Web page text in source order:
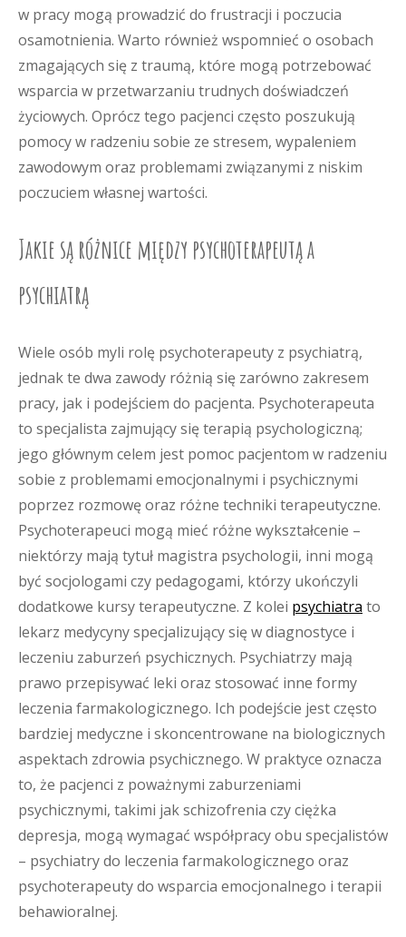
w pracy mogą prowadzić do frustracji i poczucia
osamotnienia. Warto również wspomnieć o osobach
zmagających się z traumą, które mogą potrzebować
wsparcia w przetwarzaniu trudnych doświadczeń
życiowych. Oprócz tego pacjenci często poszukują
pomocy w radzeniu sobie ze stresem, wypaleniem
zawodowym oraz problemami związanymi z niskim
poczuciem własnej wartości.
Jakie są różnice między psychoterapeutą a
psychiatrą
Wiele osób myli rolę psychoterapeuty z psychiatrą,
jednak te dwa zawody różnią się zarówno zakresem
pracy, jak i podejściem do pacjenta. Psychoterapeuta
to specjalista zajmujący się terapią psychologiczną;
jego głównym celem jest pomoc pacjentom w radzeniu
sobie z problemami emocjonalnymi i psychicznymi
poprzez rozmowę oraz różne techniki terapeutyczne.
Psychoterapeuci mogą mieć różne wykształcenie –
niektórzy mają tytuł magistra psychologii, inni mogą
być socjologami czy pedagogami, którzy ukończyli
dodatkowe kursy terapeutyczne. Z kolei psychiatra to
lekarz medycyny specjalizujący się w diagnostyce i
leczeniu zaburzeń psychicznych. Psychiatrzy mają
prawo przepisywać leki oraz stosować inne formy
leczenia farmakologicznego. Ich podejście jest często
bardziej medyczne i skoncentrowane na biologicznych
aspektach zdrowia psychicznego. W praktyce oznacza
to, że pacjenci z poważnymi zaburzeniami
psychicznymi, takimi jak schizofrenia czy ciężka
depresja, mogą wymagać współpracy obu specjalistów
– psychiatry do leczenia farmakologicznego oraz
psychoterapeuty do wsparcia emocjonalnego i terapii
behawioralnej.